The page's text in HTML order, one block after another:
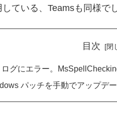
ている、Teamsも同様で
目次
グにエラー。
パッチを手動でアップデ